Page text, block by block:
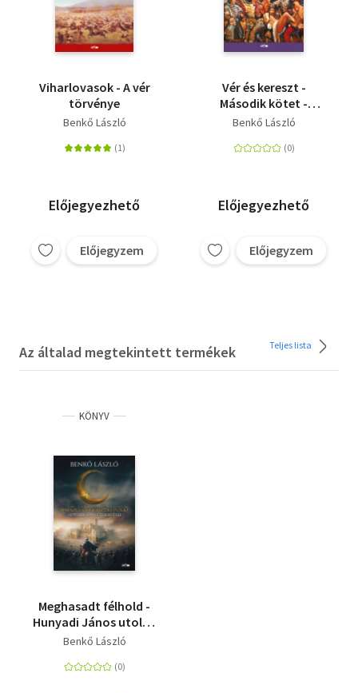
Viharlovasok - A vér
törvénye
Benkő László
Előjegyezhető
Előjegyzem
Vér és kereszt -
Második kötet -
Ország születik
Benkő László
Előjegyezhető
Előjegyzem
Az általad megtekintett termékek Teljes lista
KÖNYV
Meghasadt félhold -
Hunyadi János utolsó
évei
Benkő László